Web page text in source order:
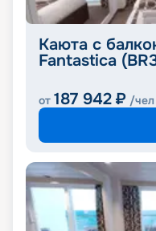
Каюта с
Fantastica
от 187 942 ₽ /чел